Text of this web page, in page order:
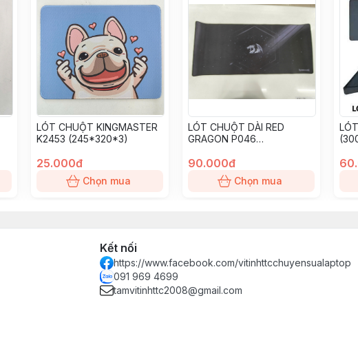
LÓT CHUỘT KINGMASTER
K2453 (245*320*3)
25.000đ
Chọn mua
LÓT CHUỘT DÀI RED
GRAGON P046
90.000đ
Chọn mua
Kết nối
https://www.facebook.com/vitinhttcchuyensualaptop
091 969 4699
tamvitinhttc2008@gmail.com